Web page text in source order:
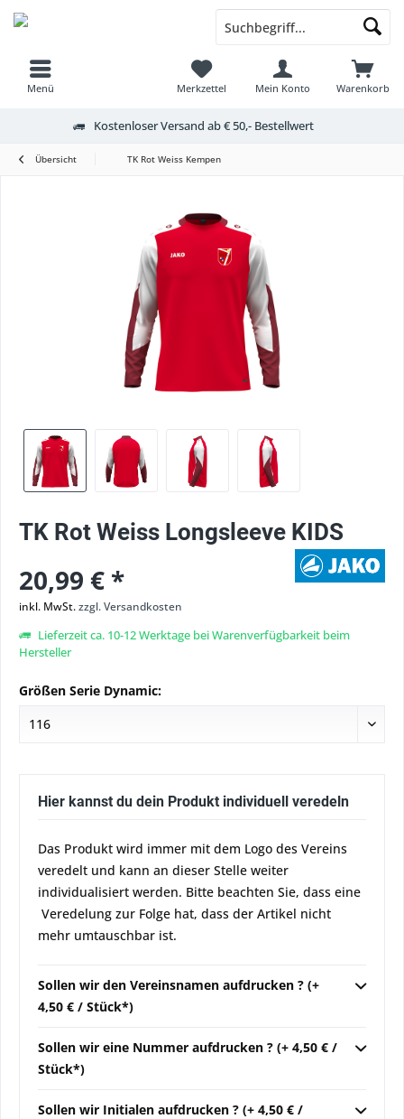
Menü Warenkorb
Merkzettel Mein Konto
Kostenloser Versand ab € 50,- Bestellwert
Übersicht TK Rot Weiss Kempen
TK Rot Weiss Longsleeve KIDS
20,99 € *
inkl. MwSt.zzgl. Versandkosten
Lieferzeit ca. 10-12 Werktage bei Warenverfügbarkeit beim
Hersteller
Größen Serie Dynamic:
Hier kannst du dein Produkt individuell veredeln
Das Produkt wird immer mit dem Logo des Vereins
veredelt und kann an dieser Stelle weiter
individualisiert werden. Bitte beachten Sie, dass eine
Veredelung zur Folge hat, dass der Artikel nicht
mehr umtauschbar ist.
Sollen wir den Vereinsnamen aufdrucken ? (+
4,50 € / Stück*)
Sollen wir eine Nummer aufdrucken ? (+ 4,50 € /
Stück*)
Sollen wir Initialen aufdrucken ? (+ 4,50 € /